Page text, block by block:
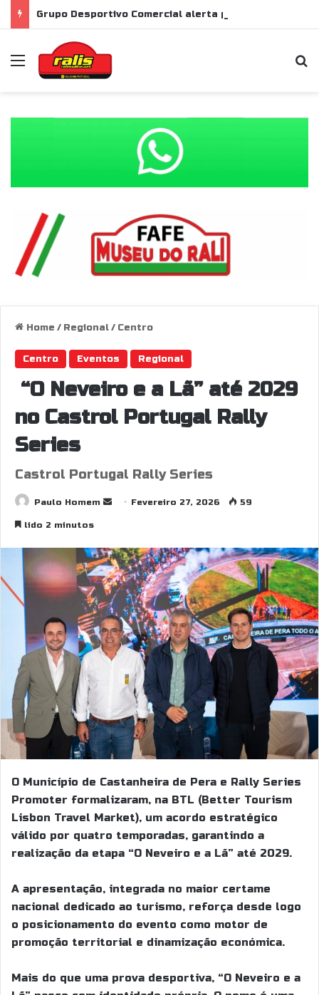
Menu
Home / Regional/ Centro
Centro Eventos Regional
“O Neveiro e a Lã” até 2029
no Castrol Portugal Rally
Series
Castrol Portugal Rally Series
Paulo Homem
SendFevereiro 27, 2026 59
lido 2 minutos
O Município de Castanheira de Pera e Rally Series
Promoter formalizaram, na BTL (Better Tourism
Lisbon Travel Market), um acordo estratégico
válido por quatro temporadas, garantindo a
realização da etapa “O Neveiro e a Lã” até 2029.
A apresentação, integrada no maior certame
nacional dedicado ao turismo, reforça desde logo
o posicionamento do evento como motor de
promoção territorial e dinamização económica.
Mais do que uma prova desportiva, “O Neveiro e a